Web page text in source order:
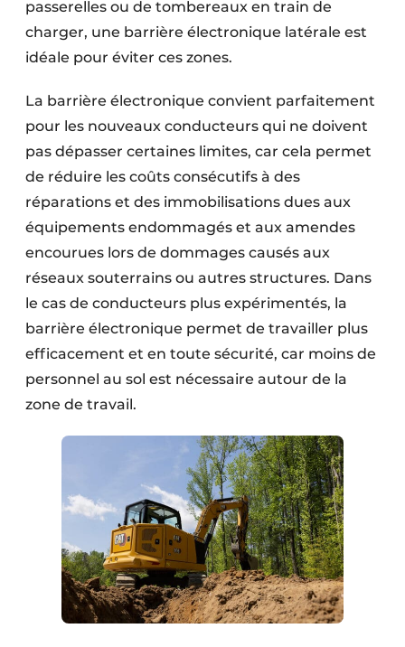
passerelles ou de tombereaux en train de
charger, une barrière électronique latérale est
idéale pour éviter ces zones.
La barrière électronique convient parfaitement
pour les nouveaux conducteurs qui ne doivent
pas dépasser certaines limites, car cela permet
de réduire les coûts consécutifs à des
réparations et des immobilisations dues aux
équipements endommagés et aux amendes
encourues lors de dommages causés aux
réseaux souterrains ou autres structures. Dans
le cas de conducteurs plus expérimentés, la
barrière électronique permet de travailler plus
efficacement et en toute sécurité, car moins de
personnel au sol est nécessaire autour de la
zone de travail.